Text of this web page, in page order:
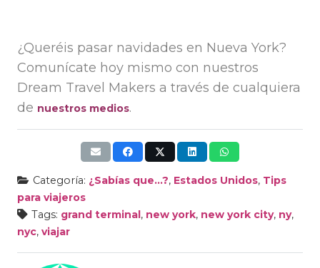
¿Queréis pasar navidades en Nueva York?
Comunícate hoy mismo con nuestros
Dream Travel Makers a través de cualquiera
de nuestros medios.
Categoría: ¿Sabías que...?, Estados Unidos, Tips
para viajeros
Tags: grand terminal , new york, new york city, ny,
nyc, viajar